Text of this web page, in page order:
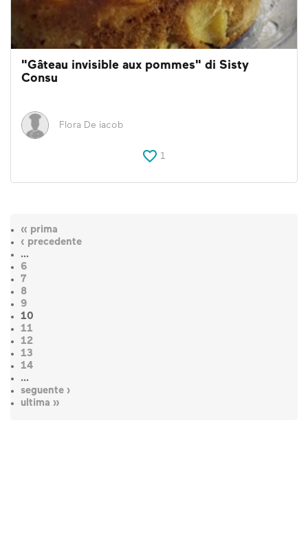
"Gâteau invisible aux pommes" di Sisty
Consu
Flora De iacob
1
« prima
‹ precedente
…
6
7
8
9
10
11
12
13
14
…
seguente ›
ultima »